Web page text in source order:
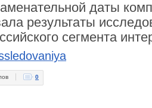
даты
результаты
сегмента
0